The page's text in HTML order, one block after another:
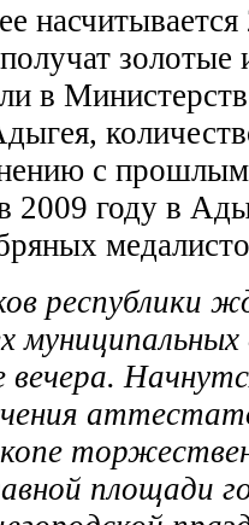
золотые
в
с
2009 году в
республики
муниципальных
площади